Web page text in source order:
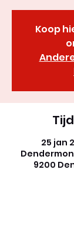
Koop
25 jan
9200